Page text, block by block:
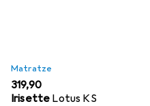
Matratze
EUR
319,90
Irisette Lotus KS